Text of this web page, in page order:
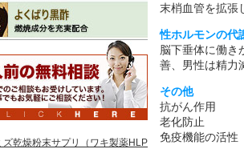
末梢血管を拡張
性ホルモンの代
脳下垂体に働き
善、男性は精力
その他
抗がん作用
老化防止
免疫機能の活性
乾燥粉末サプリ（ワキ製薬HLP